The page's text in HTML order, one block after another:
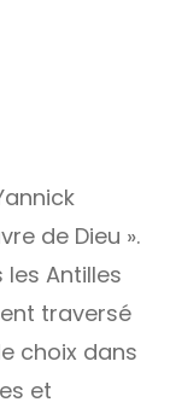
de Dieu ».
Antilles
traversé
choix dans
et